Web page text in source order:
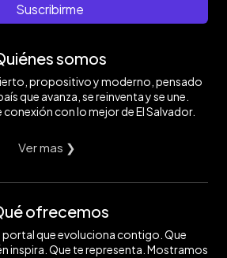
Suscribirme
somos
propositivo y moderno, pensado
que avanza, se reinventa y se une.
con lo mejor de El Salvador.
Ver mas ❯
ofrecemos
portal que evoluciona contigo. Que
inspira. Que te representa. Mostramos